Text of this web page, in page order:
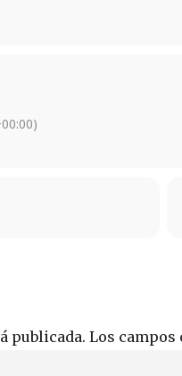
publicada. Los campos